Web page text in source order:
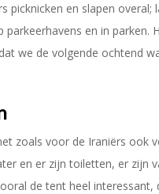
picknicken en slapen
en in parken.
we de volgende ochtend
zoals voor de Iraniërs ook
en er zijn toiletten, er zijn
de tent heel